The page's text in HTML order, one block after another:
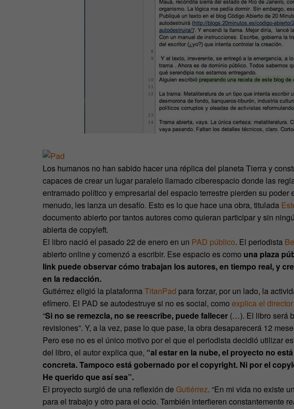
Los humanos no han sabido hacer una réplica del planeta Tierra y
capaces de crear un lugar paralelo llamado ciberespacio donde las
entramado político y empresarial del espacio terrestre pierden su poder
menudo, les lanza un desafío. Esto es lo que hace una obra, titulada
documento abierto por tantos autores como quieran participar y sin
abierta de copyleft.
El libro nació el pasado 22 de enero en un PAD público. El periodista
abierto online y comenzó a escribir. Ese espacio es como una plaza
link puede observar cómo trabajan los autores, en tiempo real, y
en la redacción.
Gutiérrez eligió la plataformaTitanPad para forzar, por un lado, la
efímero. El PAD se autodestruye si no es social, como explica el
“Si no se remezcla, no se reescribe, puede fallecer (…). El libro será
revisiones”. Y, a la vez, pase lo que pase, la obra desaparecerá 12
Pero ese no es el único motivo por el que el periodista decidió utilizar
del libro, el autor explica que, “al estar en la nube, el proyecto no
concreta. Tampoco está gobernado por el copyright. Ni por el
He querido que así sea”.
El proyecto surgió de una reflexión de Gutiérrez. “En mi vida no existe
para el trabajo y otro para el ocio. También interfieren constantemente